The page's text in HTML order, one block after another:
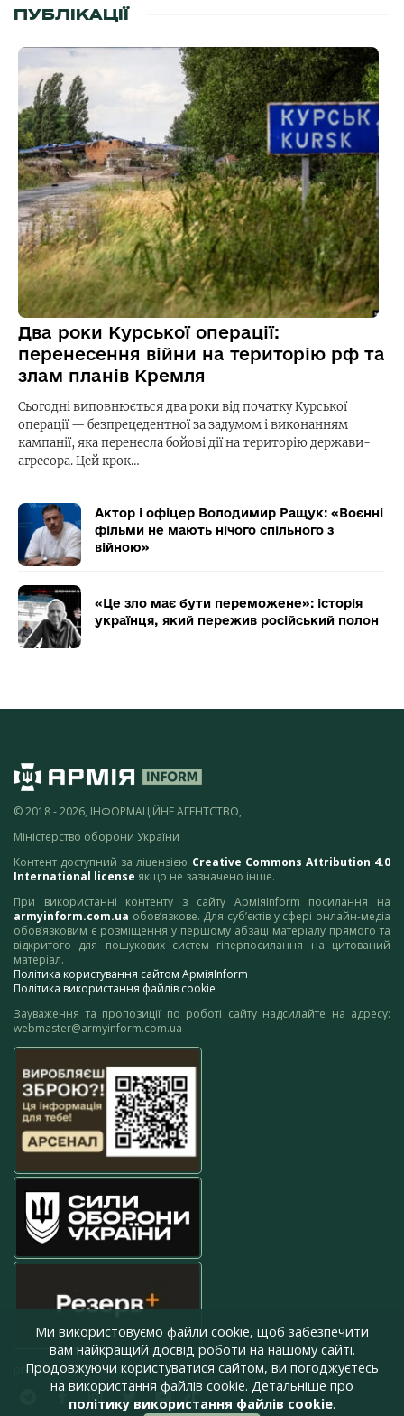
ПУБЛІКАЦІЇ
Два роки Курської операції:
перенесення війни на територію рф та
злам планів Кремля
Сьогодні виповнюється два роки від початку Курської
операції — безпрецедентної за задумом і виконанням
кампанії, яка перенесла бойові дії на територію держави-
агресора. Цей крок…
Актор і офіцер Володимир Ращук: «Воєнні
фільми не мають нічого спільного з
війною»
«Це зло має бути переможене»: історія
українця, який пережив російський полон
© 2018 - 2026, ІНФОРМАЦІЙНЕ АГЕНТСТВО,
Міністерство оборони України
Контент доступний за ліцензією Creative Commons Attribution 4.0
International license якщо не зазначено інше.
При використанні контенту з сайту АрміяInform посилання на
armyinform.com.ua обов’язкове. Для суб’єктів у сфері онлайн-медіа
обов’язковим є розміщення у першому абзаці матеріалу прямого та
відкритого для пошукових систем гіперпосилання на цитований
матеріал.
Політика користування сайтом АрміяInform
Політика використання файлів cookie
Зауваження та пропозиції по роботі сайту надсилайте на адресу:
webmaster@armyinform.com.ua
press@armyinform.com.ua
Ми використовуємо файли cookie, щоб забезпечити
вам найкращий досвід роботи на нашому сайті.
Продовжуючи користуватися сайтом, ви погоджуєтесь
на використання файлів cookie. Детальніше про
політику використання файлів cookie.